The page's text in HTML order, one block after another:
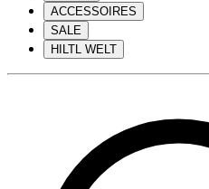
ACCESSOIRES
SALE
HILTL WELT